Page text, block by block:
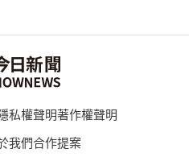
私權聲明著作權聲明
我們合作提案